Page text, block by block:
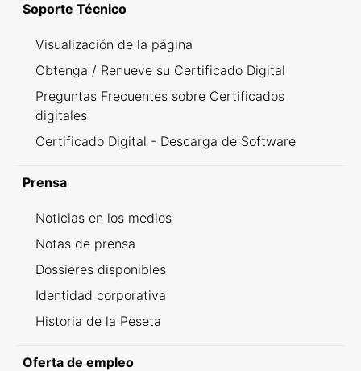
Soporte Técnico
Visualización de la página
Obtenga / Renueve su Certificado Digital
Preguntas Frecuentes sobre Certificados
digitales
Certificado Digital - Descarga de Software
Prensa
Noticias en los medios
Notas de prensa
Dossieres disponibles
Identidad corporativa
Historia de la Peseta
Oferta de empleo